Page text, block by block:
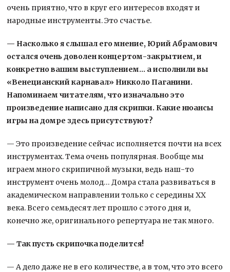
очень приятно, что в круг его интересов входят и
народные инструменты. Это счастье.
— Насколько я слышал его мнение, Юрий Абрамович
остался очень доволен концертом-закрытием, и
конкретно вашим выступлением… а исполнили вы
«Венецианский карнавал» Никколо Паганини.
Напоминаем читателям, что изначально это
произведение написано для скрипки. Какие нюансы
игры на домре здесь присутствуют?
— Это произведение сейчас исполняется почти на всех
инструментах. Тема очень популярная. Вообще мы
играем много скрипичной музыки, ведь наш-то
инструмент очень молод… Домра стала развиваться в
академическом направлении только с середины XX
века. Всего семьдесят лет прошло с этого дня и,
конечно же, оригинального репертуара не так много.
— Так пусть скрипочка поделится!
— А дело даже не в его количестве, а в том, что это всего